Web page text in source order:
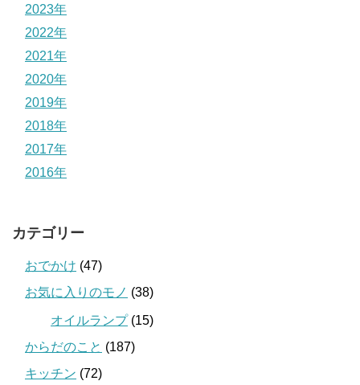
2023年
2022年
2021年
2020年
2019年
2018年
2017年
2016年
カテゴリー
おでかけ (47)
お気に入りのモノ (38)
オイルランプ(15)
からだのこと (187)
キッチン (72)